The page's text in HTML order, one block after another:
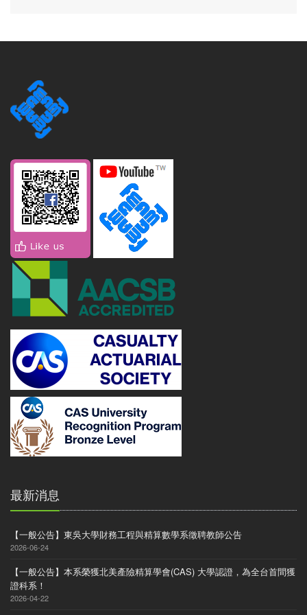
最新消息
【一般公告】東吳大學財務工程與精算數學系徵聘教師公告
2026-06-24
【一般公告】本系榮獲北美產險精算學會(CAS) 大學認證，為全台首間獲
證科系！
2026-04-22